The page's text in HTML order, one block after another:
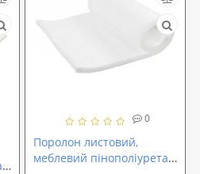
0
Поролон листовий,
меблевий пінополіуретан